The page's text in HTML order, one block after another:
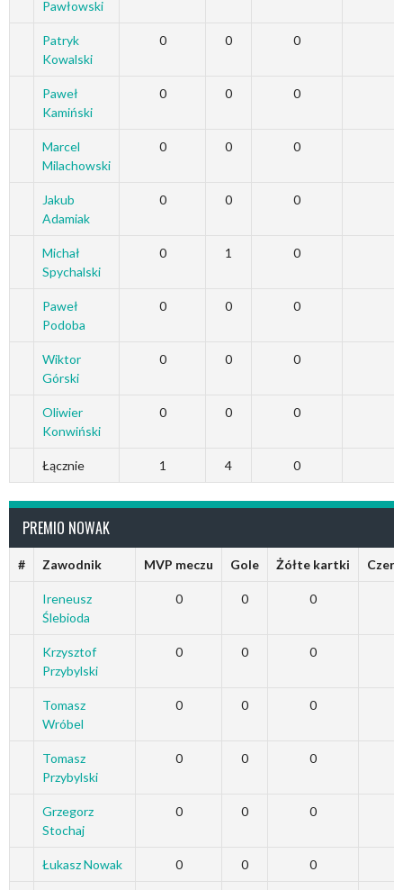
Pawłowski
Patryk
Kowalski
0 0 0
Paweł
Kamiński
0 0 0
Marcel
Milachowski
0 0 0
Jakub
Adamiak
0 0 0
Michał
Spychalski
0 1 0
Paweł
Podoba
0 0 0
Wiktor
Górski
0 0 0
Oliwier
Konwiński
0 0 0
Łącznie 1 4 0
PREMIO NOWAK
# Zawodnik MVP meczu Gole Żółte kartki
Ireneusz
Ślebioda
0 0 0
Krzysztof
Przybylski
0 0 0
Tomasz
Wróbel
0 0 0
Tomasz
Przybylski
0 0 0
Grzegorz
Stochaj
0 0 0
Łukasz Nowak 0 0 0